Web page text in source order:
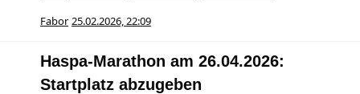
Fabor 25.02.2026, 22:09
Haspa-Marathon am 26.04.2026:
Startplatz abzugeben